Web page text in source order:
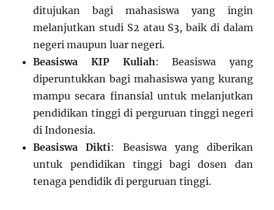
ditujukan bagi mahasiswa yang ingin
melanjutkan studi S2 atau S3, baik di dalam
negeri maupun luar negeri.
Beasiswa KIP Kuliah: Beasiswa yang
diperuntukkan bagi mahasiswa yang kurang
mampu secara finansial untuk melanjutkan
pendidikan tinggi di perguruan tinggi negeri
di Indonesia.
Beasiswa Dikti: Beasiswa yang diberikan
untuk pendidikan tinggi bagi dosen dan
tenaga pendidik di perguruan tinggi.